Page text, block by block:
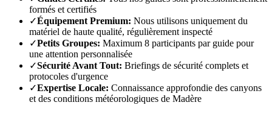
formés et certifiés
✓Équipement Premium: Nous utilisons uniquement du
matériel de haute qualité, régulièrement inspecté
✓Petits Groupes: Maximum 8 participants par guide pour
une attention personnalisée
✓Sécurité Avant Tout: Briefings de sécurité complets et
protocoles d'urgence
✓Expertise Locale: Connaissance approfondie des canyons
et des conditions météorologiques de Madère